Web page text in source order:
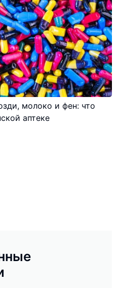
молоко и фен: что
аптеке